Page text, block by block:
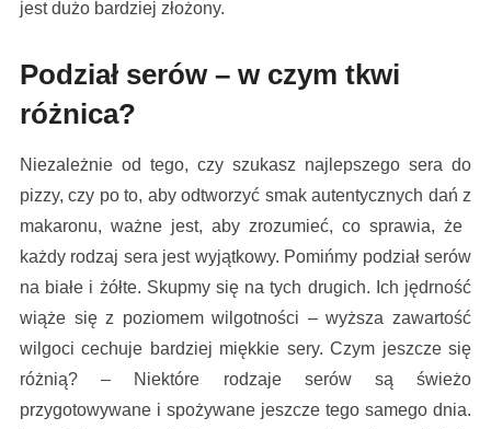
jest dużo bardziej złożony.
Podział serów – w czym tkwi
różnica?
Niezależnie od tego, czy szukasz najlepszego sera do
pizzy, czy po to, aby odtworzyć smak autentycznych dań z
makaronu, ważne jest, aby zrozumieć, co sprawia, że ​​
każdy rodzaj sera jest wyjątkowy. Pomińmy podział serów
na białe i żółte. Skupmy się na tych drugich. Ich jędrność
wiąże się z poziomem wilgotności – wyższa zawartość
wilgoci cechuje bardziej miękkie sery. Czym jeszcze się
różnią? – Niektóre rodzaje serów są świeżo
przygotowywane i spożywane jeszcze tego samego dnia.